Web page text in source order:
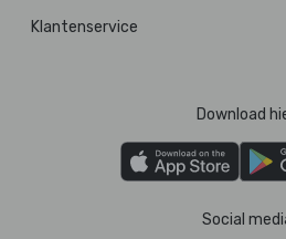
Klantenservice
Download
Social